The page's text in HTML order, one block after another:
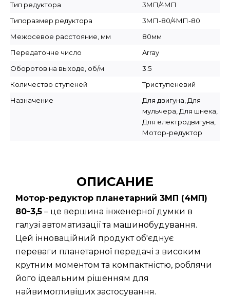
Тип редуктора
3МП/4МП
Типоразмер редуктора
3МП-80/4МП-80
Межосевое расстояние, мм
80мм
Передаточне число
Array
Оборотов на выходе, об/м
3.5
Количество ступеней
Триступеневий
Назначение
Для двигуна, Для
мульчера, Для шнека,
Для електродвигуна,
Мотор-редуктор
ОПИСАНИЕ
Мотор-редуктор планетарний 3МП (4МП)
80-3,5 – це вершина інженерної думки в
галузі автоматизації та машинобудування.
Цей інноваційний продукт об'єднує
переваги планетарної передачі з високим
крутним моментом та компактністю, роблячи
його ідеальним рішенням для
найвимогливіших застосування.